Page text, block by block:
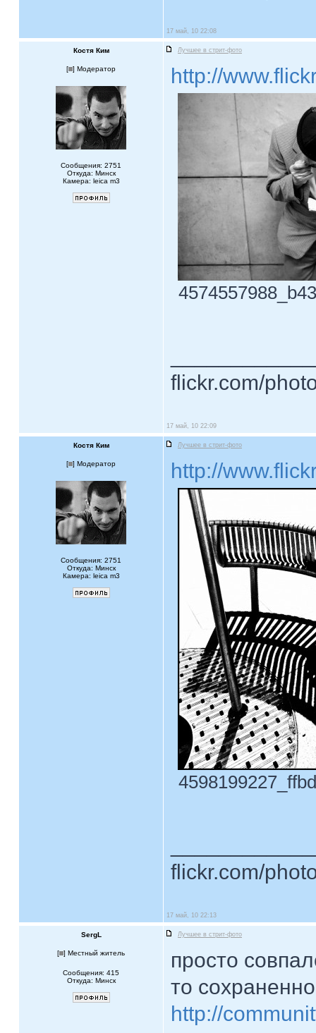
17 май, 10 22:08
Костя Ким Лучшее в стрит-фото
[ ] Модератор
Сообщения: 2751
Откуда: Минск
Камера: leica m3
http://
flickr.com/
17 май, 10 22:09
Костя Ким Лучшее в стрит-фото
[ ] Модератор
Сообщения: 2751
Откуда: Минск
Камера: leica m3
http://
flickr.com/
17 май, 10 22:13
SergL Лучшее в стрит-фото
[ ] Местный житель
Сообщения: 415
Откуда: Минск
просто
то
http://